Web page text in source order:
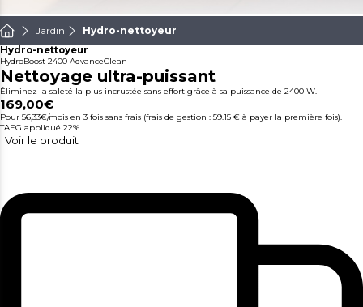
Jardin Hydro-nettoyeur
Hydro-nettoyeur
HydroBoost 2400 AdvanceClean
Nettoyage ultra-puissant
Éliminez la saleté la plus incrustée sans effort grâce à sa puissance de 2400 W.
169,00€
Pour 56,33€/mois en 3 fois sans frais (frais de gestion : 59.15 € à payer la première fois).
TAEG appliqué 22%
Voir le produit